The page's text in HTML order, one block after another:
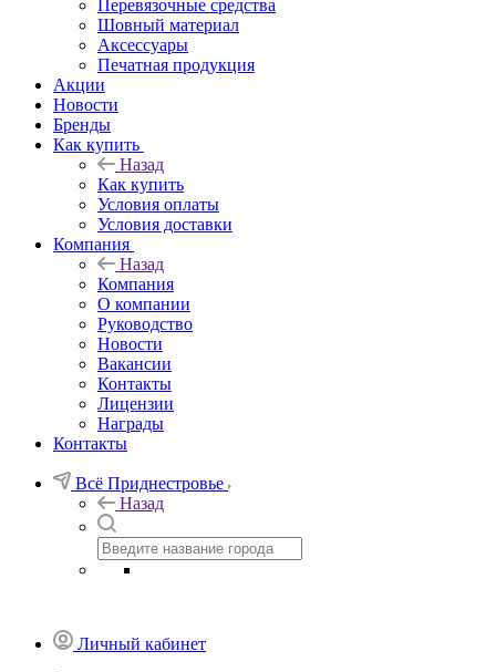
Перевязочные средства
Шовный материал
Аксессуары
Печатная продукция
Акции
Новости
Бренды
Как купить
Назад
Как купить
Условия оплаты
Условия доставки
Компания
Назад
Компания
О компании
Руководство
Новости
Вакансии
Контакты
Лицензии
Награды
Контакты
Всё Приднестровье
Назад
Личный кабинет